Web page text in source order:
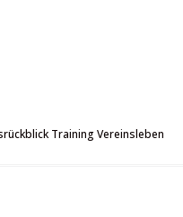
TrainingVereinsleben